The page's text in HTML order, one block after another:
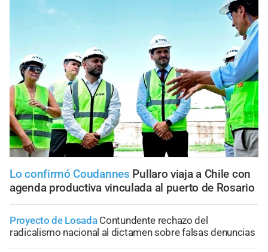
Lo confirmó Coudannes Pullaro viaja a Chile con
agenda productiva vinculada al puerto de Rosario
Proyecto de Losada Contundente rechazo del
radicalismo nacional al dictamen sobre falsas denuncias